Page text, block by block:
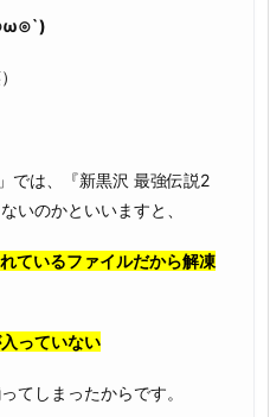
では、『新黒沢 最強伝説2
いのかといいますと、
ているファイルだから解凍
っていない
てしまったからです。